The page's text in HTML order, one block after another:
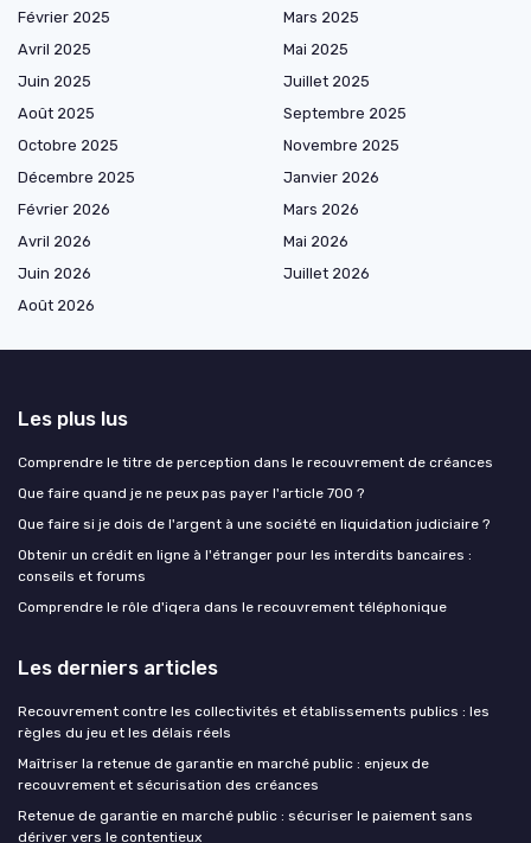
Février 2025
Mars 2025
Avril 2025
Mai 2025
Juin 2025
Juillet 2025
Août 2025
Septembre 2025
Octobre 2025
Novembre 2025
Décembre 2025
Janvier 2026
Février 2026
Mars 2026
Avril 2026
Mai 2026
Juin 2026
Juillet 2026
Août 2026
Les plus lus
Comprendre le titre de perception dans le recouvrement de créances
Que faire quand je ne peux pas payer l'article 700 ?
Que faire si je dois de l'argent à une société en liquidation judiciaire ?
Obtenir un crédit en ligne à l'étranger pour les interdits bancaires :
conseils et forums
Comprendre le rôle d'iqera dans le recouvrement téléphonique
Les derniers articles
Recouvrement contre les collectivités et établissements publics : les
règles du jeu et les délais réels
Maîtriser la retenue de garantie en marché public : enjeux de
recouvrement et sécurisation des créances
Retenue de garantie en marché public : sécuriser le paiement sans
dériver vers le contentieux